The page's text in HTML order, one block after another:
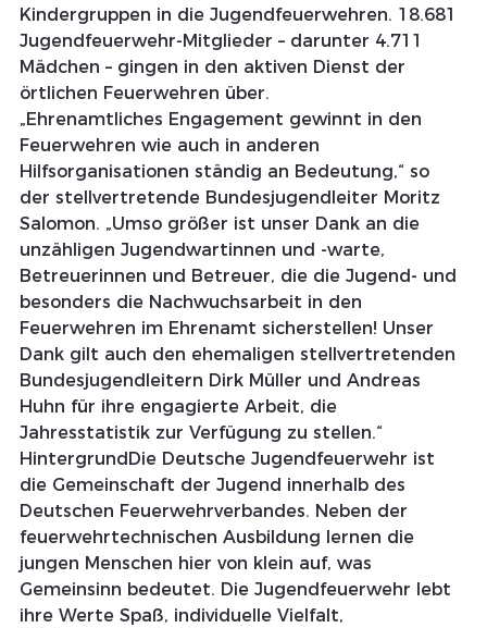
Kindergruppen in die Jugendfeuerwehren. 18.681
Jugendfeuerwehr-Mitglieder – darunter 4.711
Mädchen – gingen in den aktiven Dienst der
örtlichen Feuerwehren über.
„Ehrenamtliches Engagement gewinnt in den
Feuerwehren wie auch in anderen
Hilfsorganisationen ständig an Bedeutung,“ so
der stellvertretende Bundesjugendleiter Moritz
Salomon. „Umso größer ist unser Dank an die
unzähligen Jugendwartinnen und -warte,
Betreuerinnen und Betreuer, die die Jugend- und
besonders die Nachwuchsarbeit in den
Feuerwehren im Ehrenamt sicherstellen! Unser
Dank gilt auch den ehemaligen stellvertretenden
Bundesjugendleitern Dirk Müller und Andreas
Huhn für ihre engagierte Arbeit, die
Jahresstatistik zur Verfügung zu stellen.“
HintergrundDie Deutsche Jugendfeuerwehr ist
die Gemeinschaft der Jugend innerhalb des
Deutschen Feuerwehrverbandes. Neben der
feuerwehrtechnischen Ausbildung lernen die
jungen Menschen hier von klein auf, was
Gemeinsinn bedeutet. Die Jugendfeuerwehr lebt
ihre Werte Spaß, individuelle Vielfalt,